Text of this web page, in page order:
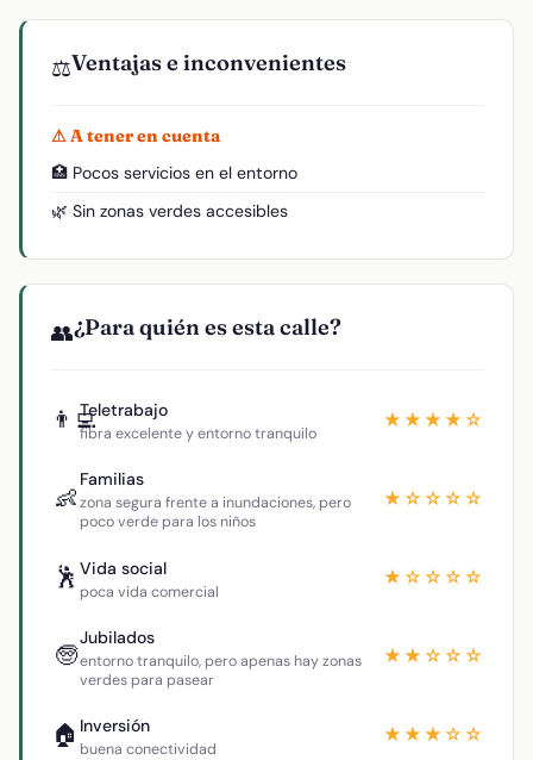
⚖️Ventajas e inconvenientes
⚠ A tener en cuenta
🏥 Pocos servicios en el entorno
🌿 Sin zonas verdes accesibles
👥¿Para quién es esta calle?
👨‍💻Teletrabajo
fibra excelente y entorno tranquilo
★★★★☆
👶
Familias
zona segura frente a inundaciones, pero
poco verde para los niños
★☆☆☆☆
🕺 Vida social
poca vida comercial
★☆☆☆☆
🧓
Jubilados
entorno tranquilo, pero apenas hay zonas
verdes para pasear
★★☆☆☆
🏠 Inversión
buena conectividad
★★★☆☆